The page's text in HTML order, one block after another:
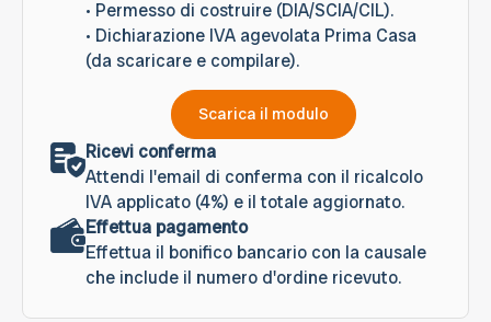
• Permesso di costruire (DIA/SCIA/CIL).
• Dichiarazione IVA agevolata Prima Casa
(da scaricare e compilare).
Scarica il modulo
Ricevi conferma
Attendi l'email di conferma con il ricalcolo
IVA applicato (4%) e il totale aggiornato.
Effettua pagamento
Effettua il bonifico bancario con la causale
che include il numero d'ordine ricevuto.